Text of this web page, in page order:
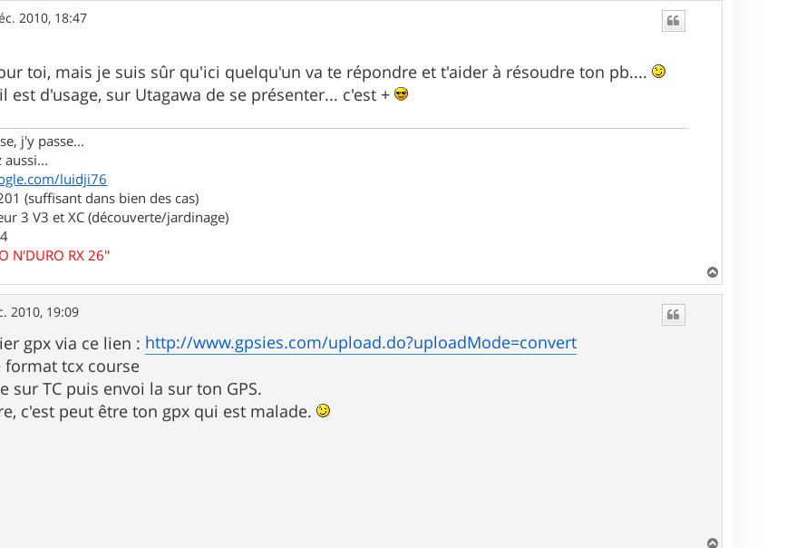
2010, 18:47
toi, mais je suis sûr qu'ici quelqu'un va te répondre et t'aider à résoudre ton pb....
est d'usage, sur Utagawa de se présenter... c'est +
j'y passe...
aussi...
luidji76
(suffisant dans bien des cas)
3 V3 et XC (découverte/jardinage)
N'DURO RX 26"
a
2010, 19:09
gpx via ce lien : http://www.gpsies.com/upload.do?uploadMode=convert
format tcx course
sur TC puis envoi la sur ton GPS.
c'est peut être ton gpx qui est malade.